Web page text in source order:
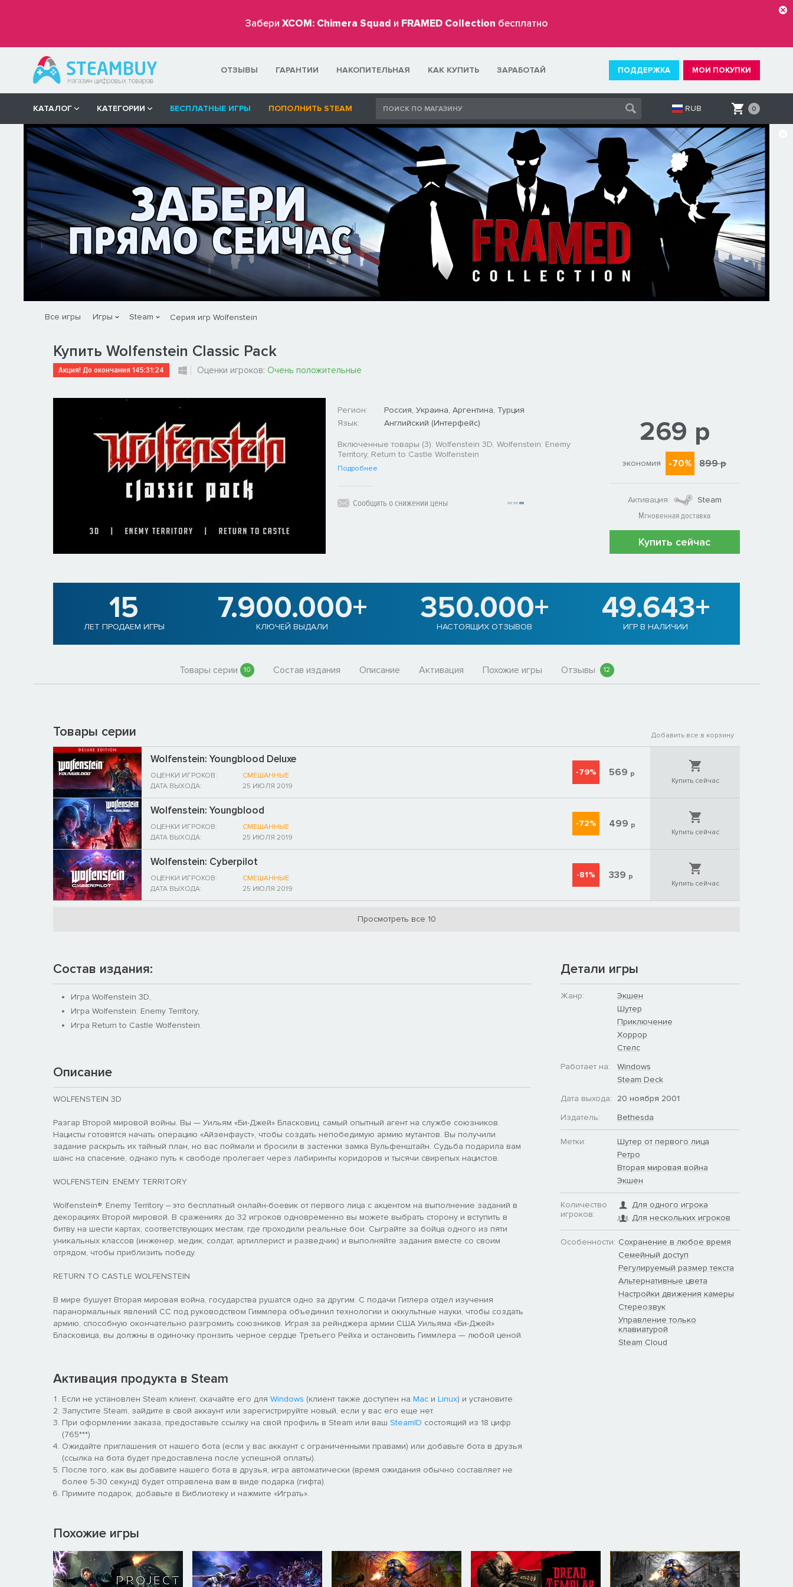
Забери XCOM: Chimera Squad и FRAMED Collection бесплатно
ОТЗЫВЫ ГАРАНТИИ НАКОПИТЕЛЬНАЯ КАК КУПИТЬ ЗАРАБОТАЙ ПОДДЕРЖКА МОИ ПОКУПКИ
КАТАЛОГ КАТЕГОРИИ БЕСПЛАТНЫЕ ИГРЫ ПОПОЛНИТЬ STEAM RUB 0
Все игры Игры Steam Серия игр Wolfenstein
Купить Wolfenstein Classic Pack
Акция! До окончания145:31:23 Оценки игроков: Очень положительные
Регион:
Россия, Украина, Аргентина, Турция
Язык:
Английский (Интерфейс)
Включенные товары (3): Wolfenstein 3D, Wolfenstein: Enemy
Territory, Return to Castle Wolfenstein
Подробнее
Сообщить о снижении цены
269 р
экономия -70% 899 р
Активация:
Steam
Мгновенная доставка
Купить сейчас
15
ЛЕТ ПРОДАЕМ ИГРЫ
7.900.000+
КЛЮЧЕЙ ВЫДАЛИ
350.000+
НАСТОЯЩИХ ОТЗЫВОВ
49.643+
ИГР В НАЛИЧИИ
Товары серии 10 Состав издания Описание Активация Похожие игры Отзывы 12
Товары серии Добавить все в корзину
Wolfenstein: Youngblood Deluxe
ОЦЕНКИ ИГРОКОВ:
СМЕШАННЫЕ
ДАТА ВЫХОДА:
25 ИЮЛЯ 2019
-79% 569 р
Купить сейчас
Wolfenstein: Youngblood
ОЦЕНКИ ИГРОКОВ:
СМЕШАННЫЕ
ДАТА ВЫХОДА:
25 ИЮЛЯ 2019
-72% 499 р
Купить сейчас
Wolfenstein: Cyberpilot
ОЦЕНКИ ИГРОКОВ:
СМЕШАННЫЕ
ДАТА ВЫХОДА:
25 ИЮЛЯ 2019
-81% 339 р
Купить сейчас
Просмотреть все 10
Состав издания:
Игра Wolfenstein 3D,
Игра Wolfenstein: Enemy Territory,
Игра Return to Castle Wolfenstein.
Описание
WOLFENSTEIN 3D
Разгар Второй мировой войны. Вы — Уильям «Би-Джей» Бласковиц, самый опытный агент на службе союзников.
Нацисты готовятся начать операцию «Айзенфауст», чтобы создать непобедимую армию мутантов. Вы получили
задание раскрыть их тайный план, но вас поймали и бросили в застенки замка Вульфенштайн. Судьба подарила вам
шанс на спасение, однако путь к свободе пролегает через лабиринты коридоров и тысячи свирепых нацистов.
WOLFENSTEIN: ENEMY TERRITORY
Wolfenstein®: Enemy Territory – это бесплатный онлайн-боевик от первого лица с акцентом на выполнение заданий в
декорациях Второй мировой. В сражениях до 32 игроков одновременно вы можете выбрать сторону и вступить в
битву на шести картах, соответствующих местам, где проходили реальные бои. Сыграйте за бойца одного из пяти
уникальных классов (инженер, медик, солдат, артиллерист и разведчик) и выполняйте задания вместе со своим
отрядом, чтобы приблизить победу.
RETURN TO CASTLE WOLFENSTEIN
В мире бушует Вторая мировая война, государства рушатся одно за другим. С подачи Гитлера отдел изучения
паранормальных явлений СС под руководством Гиммлера объединил технологии и оккультные науки, чтобы создать
армию, способную окончательно разгромить союзников. Играя за рейнджера армии США Уильяма «Би-Джей»
Бласковица, вы должны в одиночку пронзить черное сердце Третьего Рейха и остановить Гиммлера — любой ценой.
Активация продукта в Steam
Если не установлен Steam клиент, скачайте его для Windows (клиент также доступен на Mac и Linux) и установите.
Запустите Steam, зайдите в свой аккаунт или зарегистрируйте новый, если у вас его еще нет.
При оформлении заказа, предоставьте ссылку на свой профиль в Steam или ваш SteamID состоящий из 18 цифр
(765***).
Ожидайте приглашения от нашего бота (если у вас аккаунт с ограниченными правами) или добавьте бота в друзья
(ссылка на бота будет предоставлена после успешной оплаты).
После того, как вы добавите нашего бота в друзья, игра автоматически (время ожидания обычно составляет не
более 5-30 секунд) будет отправлена вам в виде подарка (гифта).
Примите подарок, добавьте в Библиотеку и нажмите «Играть».
Детали игры
Жанр:
Экшен
Шутер
Приключение
Хоррор
Стелс
Работает на:
Windows
Steam Deck
Дата выхода:
20 ноября 2001
Издатель:
Bethesda
Метки:
Шутер от первого лица
Ретро
Вторая мировая война
Экшен
Количество
игроков:
Для одного игрока
Для нескольких игроков
Особенности: Сохранение в любое время
Семейный доступ
Регулируемый размер текста
Альтернативные цвета
Настройки движения камеры
Стереозвук
Управление только
клавиатурой
Steam Cloud
Похожие игры